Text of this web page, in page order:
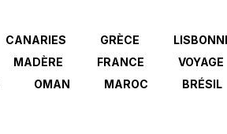
CANARIES GRÈCE
MADÈRE FRANCE
VOYAGE
OMAN MAROC
BRÉSIL